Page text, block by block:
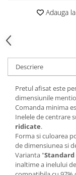
Adauga
Descriere
Pretul afisat este
dimensiunile
Comanda minima
Inelele de centrare
ridicate.
Forma si culoarea
de dimensiunea si
Varianta "
inaltime a inelului